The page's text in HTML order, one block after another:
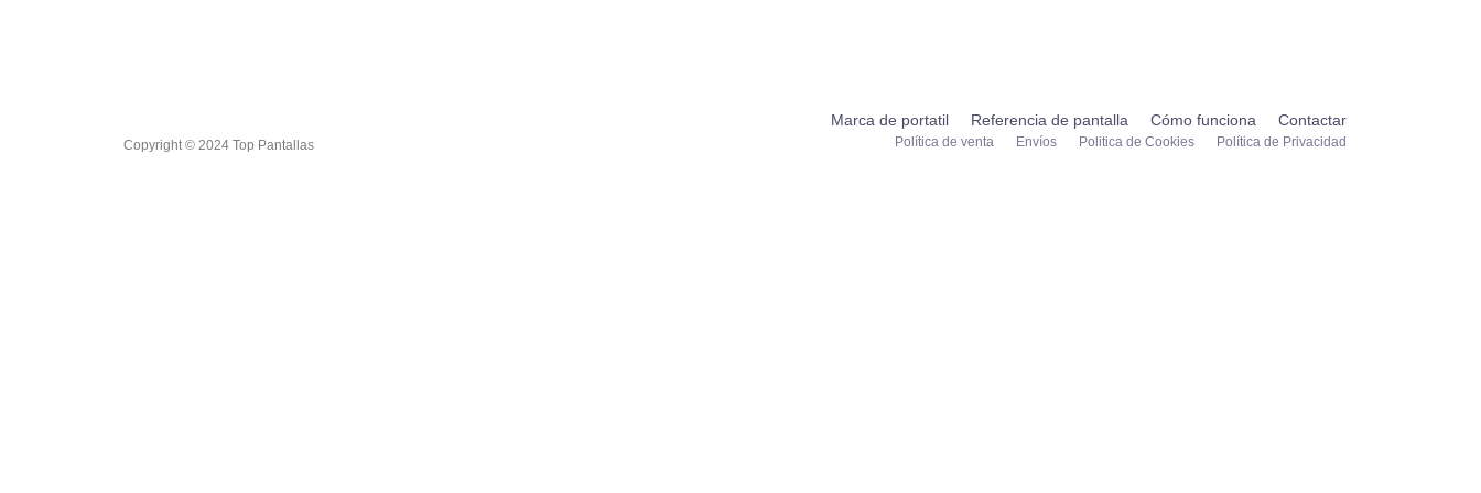
Copyright © 2024 Top Pantallas
Marca de portatil Referencia de pantalla Cómo funciona Contactar
Política de venta Envíos Politica de Cookies Política de Privacidad